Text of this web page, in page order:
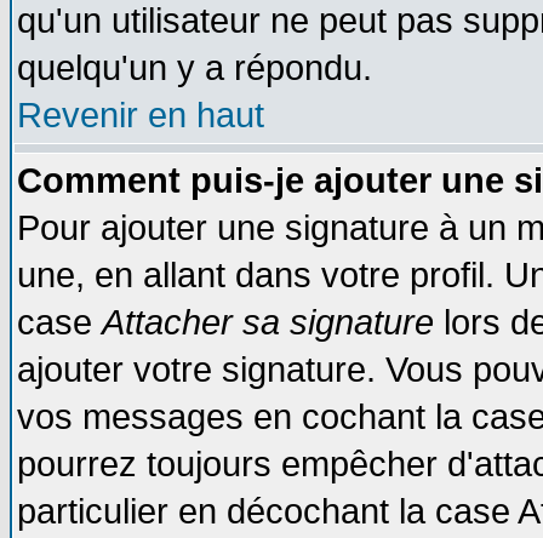
qu'un utilisateur ne peut pas
quelqu'un y a répondu.
Revenir en haut
Comment puis-je ajouter une
Pour ajouter une signature à un
une, en allant dans votre profil.
caseAttacher sa signature lors
ajouter votre signature. Vous
vos messages en cochant la
pourrez toujours empêcher
particulier en décochant la case